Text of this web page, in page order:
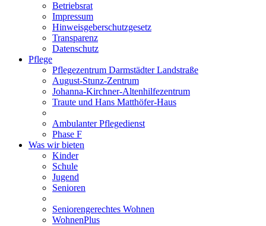
Betriebsrat
Impressum
Hinweisgeberschutzgesetz
Transparenz
Datenschutz
Pflege
Pflegezentrum Darmstädter Landstraße
August-Stunz-Zentrum
Johanna-Kirchner-Altenhilfezentrum
Traute und Hans Matthöfer-Haus
Ambulanter Pflegedienst
Phase F
Was wir bieten
Kinder
Schule
Jugend
Senioren
Seniorengerechtes Wohnen
WohnenPlus